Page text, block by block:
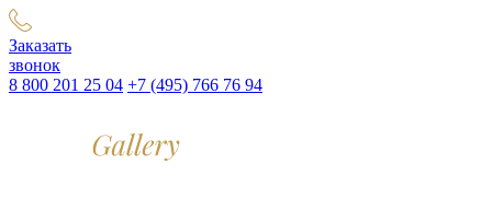
Заказать
звонок
8 800 201 25 04 +7 (495) 766 76 94